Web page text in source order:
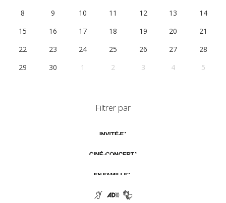
8
9 10 11 12 13
14
15
16 17 18 19 20
21
22
23 24 25 26 27
28
29
30 1 2 3 4 5
Filtrer par